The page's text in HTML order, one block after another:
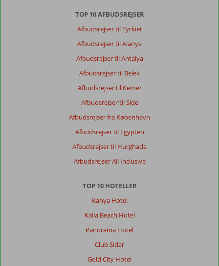
TOP 10 AFBUDSREJSER
Afbudsrejser til Tyrkiet
Afbudsrejser til Alanya
Afbudsrejser til Antalya
Afbudsrejser til Belek
Afbudsrejser til Kemer
Afbudsrejser til Side
Afbudsrejser fra København
Afbudsrejser til Egypten
Afbudsrejser til Hurghada
Afbudsrejser All Inclusive
TOP 10 HOTELLER
Kahya Hotel
Kaila Beach Hotel
Panorama Hotel
Club Sidar
Gold City Hotel